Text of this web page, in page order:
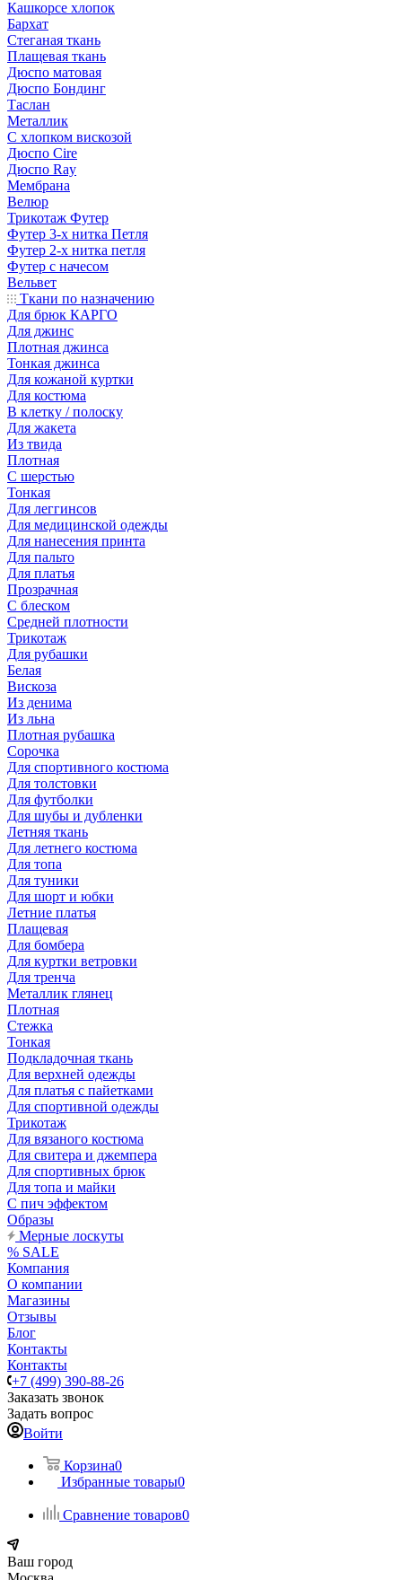
Кашкорсе хлопок
Бархат
Стеганая ткань
Плащевая ткань
Дюспо матовая
Дюспо Бондинг
Таслан
Металлик
С хлопком вискозой
Дюспо Cire
Дюспо Ray
Мембрана
Велюр
Трикотаж Футер
Футер 3-х нитка Петля
Футер 2-х нитка петля
Футер с начесом
Вельвет
Ткани по назначению
Для брюк КАРГО
Для джинс
Плотная джинса
Тонкая джинса
Для кожаной куртки
Для костюма
В клетку / полоску
Для жакета
Из твида
Плотная
С шерстью
Тонкая
Для леггинсов
Для медицинской одежды
Для нанесения принта
Для пальто
Для платья
Прозрачная
С блеском
Средней плотности
Трикотаж
Для рубашки
Белая
Вискоза
Из денима
Из льна
Плотная рубашка
Сорочка
Для спортивного костюма
Для толстовки
Для футболки
Для шубы и дубленки
Летняя ткань
Для летнего костюма
Для топа
Для туники
Для шорт и юбки
Летние платья
Плащевая
Для бомбера
Для куртки ветровки
Для тренча
Металлик глянец
Плотная
Стежка
Тонкая
Подкладочная ткань
Для верхней одежды
Для платья с пайетками
Для спортивной одежды
Трикотаж
Для вязаного костюма
Для свитера и джемпера
Для спортивных брюк
Для топа и майки
С пич эффектом
Образы
Мерные лоскуты
% SALE
Компания
О компании
Магазины
Отзывы
Блог
Контакты
Контакты
+7 (499) 390-88-26
Заказать звонок
Задать вопрос
Войти
Корзина0
Избранные товары0
Сравнение товаров0
Ваш город